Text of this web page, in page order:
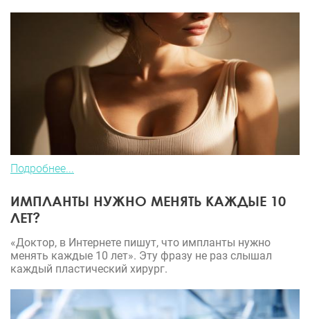
Подробнее...
ИМПЛАНТЫ НУЖНО МЕНЯТЬ КАЖДЫЕ 10
ЛЕТ?
«Доктор, в Интернете пишут, что импланты нужно
менять каждые 10 лет». Эту фразу не раз слышал
каждый пластический хирург.